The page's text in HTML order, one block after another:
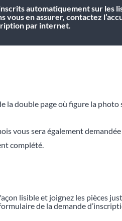
automatiquement sur les
vous en assurer, contactez
par internet.
la double page où figure la photo
vous sera également demandée
complété.
lisible et joignez les pièces
de la demande